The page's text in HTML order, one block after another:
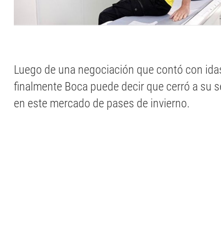
Luego de una negociación que contó con
finalmente Boca puede decir que cerró a su
en este mercado de pases de invierno.